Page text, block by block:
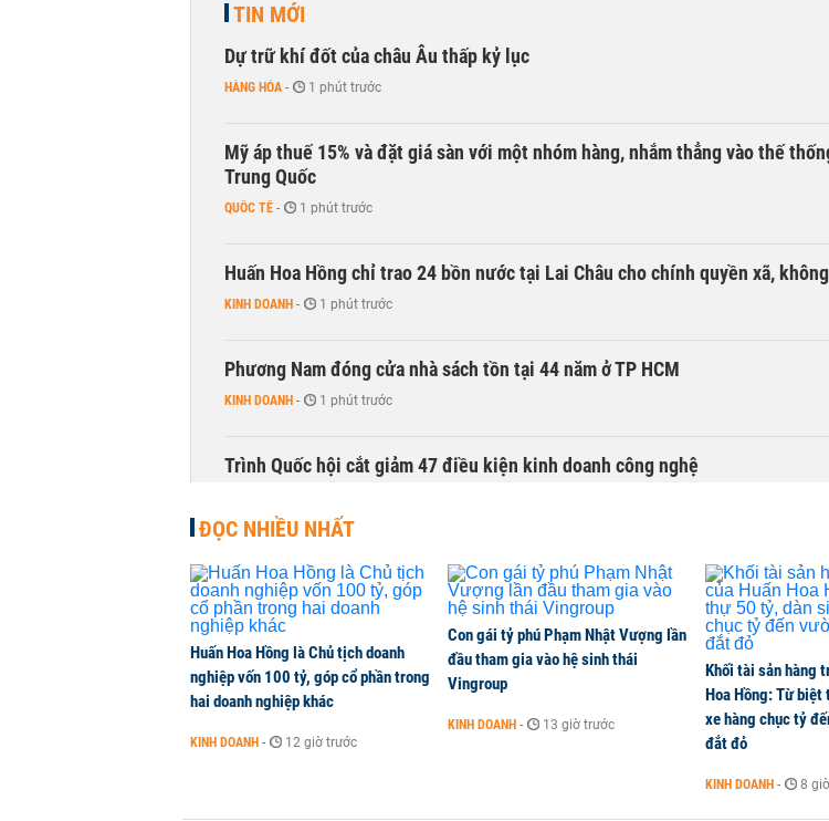
TIN MỚI
Dự trữ khí đốt của châu Âu thấp kỷ lục
HÀNG HÓA - 1 phút trước
Mỹ áp thuế 15% và đặt giá sàn với một nhóm hàng, nhắm thẳng vào thế
Trung Quốc
QUỐC TẾ - 1 phút trước
Huấn Hoa Hồng chỉ trao 24 bồn nước tại Lai Châu cho chính quyền xã,
KINH DOANH - 1 phút trước
Phương Nam đóng cửa nhà sách tồn tại 44 năm ở TP HCM
KINH DOANH - 1 phút trước
Trình Quốc hội cắt giảm 47 điều kiện kinh doanh công nghệ
Cổ phiếu doanh nghiệp Nhà nước đồng loạt hút tiền, VNM, BCM, GAS và
CHỨNG KHOÁN - 1 phút trước
Lãnh đạo Vinamilk: Tăng quy mô đàn bò thêm 8.000 con, đã chốt giá nguyên
tháng 11
DOANH NGHIỆP
ĐỌC NHIỀU NHẤT
Huấn Hoa Hồng là Chủ tịch doanh
nghiệp vốn 100 tỷ, góp cổ phần trong
hai doanh nghiệp khác
KINH DOANH - 12 giờ trước
Con gái tỷ phú Phạm Nhật Vượng lần
đầu tham gia vào hệ sinh thái
Vingroup
KINH DOANH - 13 giờ trước
Khối tài sản hàng
Hoa Hồng: Từ
xe hàng chục tỷ
đắt đỏ
KINH DOANH - 8